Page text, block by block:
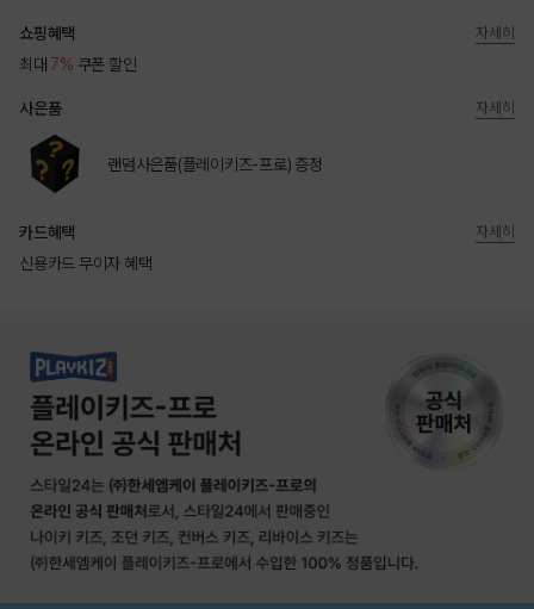
쇼핑혜택
최대 7% 쿠폰 할인
자세히
사은품
랜덤사은품(플레이키즈-프로) 증정
자세히
카드혜택
신용카드 무이자 혜택
자세히